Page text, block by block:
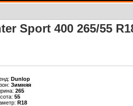
Sport 400 265/55
Dunlop
Зимняя
265
55
R18